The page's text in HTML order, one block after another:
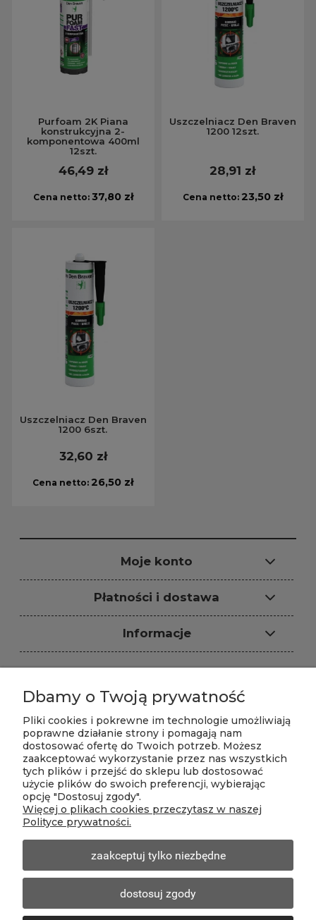
Purfoam 2K Piana
konstrukcyjna 2-
komponentowa 400ml
12szt.
46,49 zł
Cena netto: 37,80 zł
Uszczelniacz Den Braven
1200 12szt.
28,91 zł
Cena netto: 23,50 zł
Uszczelniacz Den Braven
1200 6szt.
32,60 zł
Cena netto: 26,50 zł
Moje konto
Płatności i dostawa
Informacje
Sklep internetowy: ARS-PUR, ul.
Dzwonkowa 4, 96-321 Władysławów,
NIP: 8381068601,
T:+48 602 394 368| +48 721 779 446
E-mail:biuro@piankisklep.pl
Zapraszamy do zakupów w naszym sklepie
internetowym 24h na dobę.
Biuro sklepu czynne w godzinach 10-18 od
poniedziałku do piątku.
Sklep internetowy Shoper Premium
Dbamy o Twoją prywatność
Pliki cookies i pokrewne im technologie umożliwiają
poprawne działanie strony i pomagają nam
dostosować ofertę do Twoich potrzeb. Możesz
zaakceptować wykorzystanie przez nas wszystkich
tych plików i przejść do sklepu lub dostosować
użycie plików do swoich preferencji, wybierając
opcję "Dostosuj zgody".
Więcej o plikach cookies przeczytasz w naszej
Polityce prywatności.
zaakceptuj tylko niezbędne
dostosuj zgody